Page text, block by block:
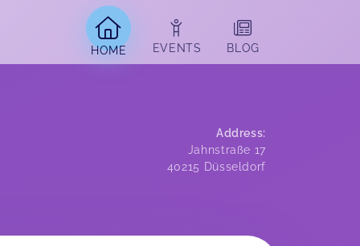
HOME
EVENTS BLOG
Address:
Jahnstraße 17
40215 Düsseldorf